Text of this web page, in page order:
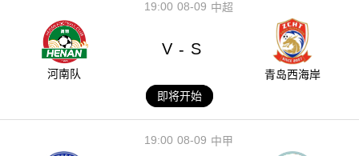
08-09
19:00 中超
河南队
V - S
青岛西海岸
即将开始
08-09
19:00 中甲